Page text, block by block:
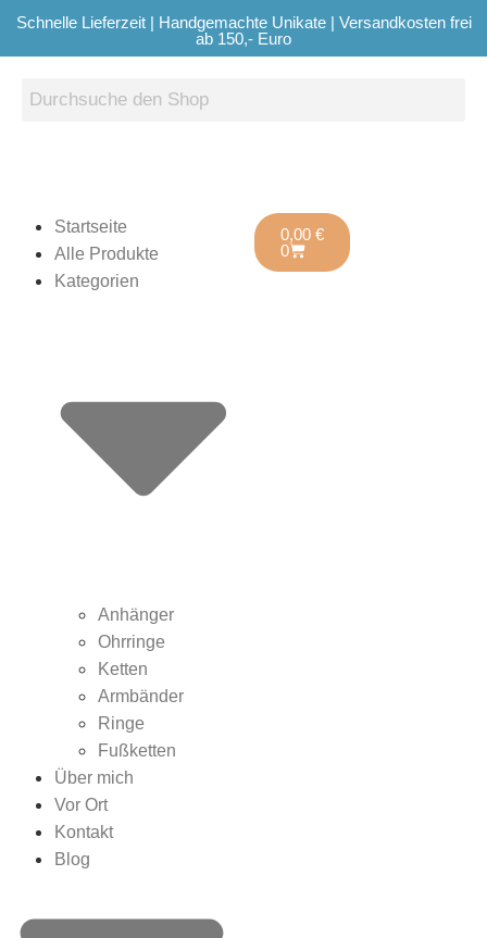
Schnelle Lieferzeit | Handgemachte Unikate | Versandkosten frei
ab 150,- Euro
Startseite
Alle Produkte
Kategorien
Anhänger
Ohrringe
Ketten
Armbänder
Ringe
Fußketten
Über mich
Vor Ort
Kontakt
Blog
0,00 €
0